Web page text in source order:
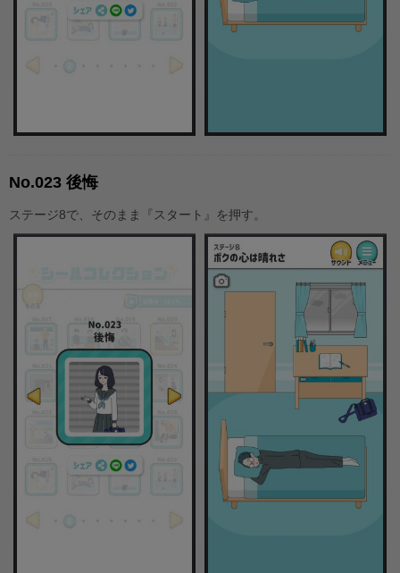
No.023 後悔
ステージ8で、そのまま『スタート』を押す。